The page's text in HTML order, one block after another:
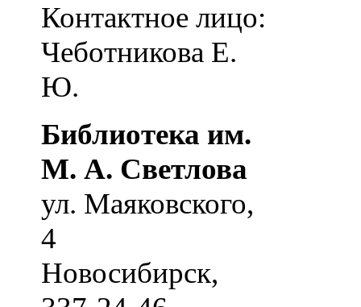
Контактное лицо:
Чеботникова Е.
Ю.
Библиотека им.
М. А. Светлова
ул. Маяковского,
4
Новосибирск,